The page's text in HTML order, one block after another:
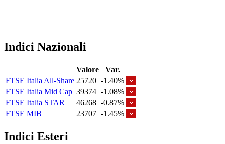
Indici Nazionali
Valore
Var.
FTSE Italia All-Share 25720 -1.40%
FTSE Italia Mid Cap 39374 -1.08%
FTSE Italia STAR
46268 -0.87%
FTSE MIB
23707 -1.45%
Indici Esteri